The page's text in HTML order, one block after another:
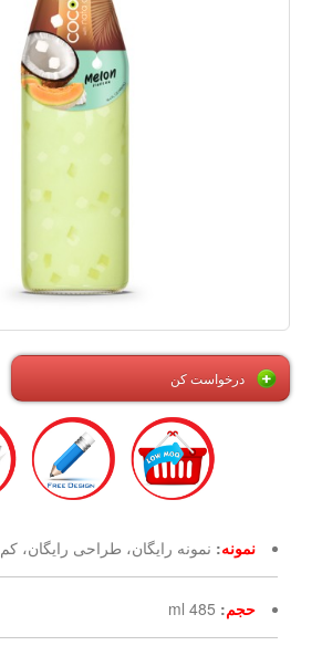
درخواست کن
نمونه: نمونه رایگان، طراحی رایگان، کم MOQ
حجم:
485 ml